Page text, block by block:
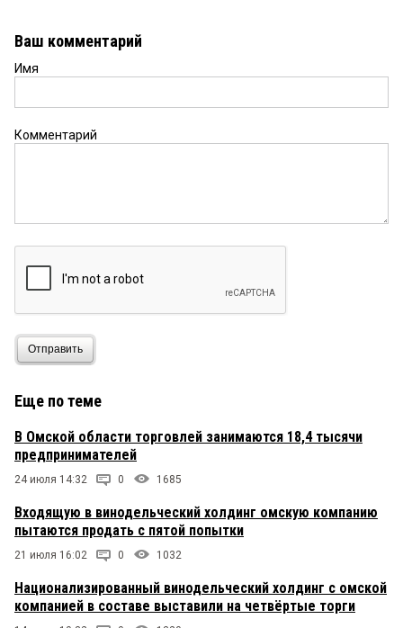
Ваш комментарий
Имя
Комментарий
Отправить
Еще по теме
В Омской области торговлей занимаются 18,4 тысячи
предпринимателей
24 июля 14:32 0 1685
Входящую в винодельческий холдинг омскую компанию
пытаются продать с пятой попытки
21 июля 16:02 0 1032
Национализированный винодельческий холдинг с омской
компанией в составе выставили на четвёртые торги